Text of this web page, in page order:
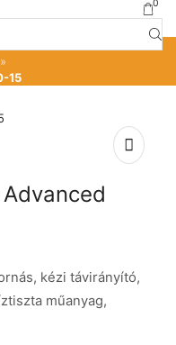
0
»
15
kézi távirányító,
műanyag,